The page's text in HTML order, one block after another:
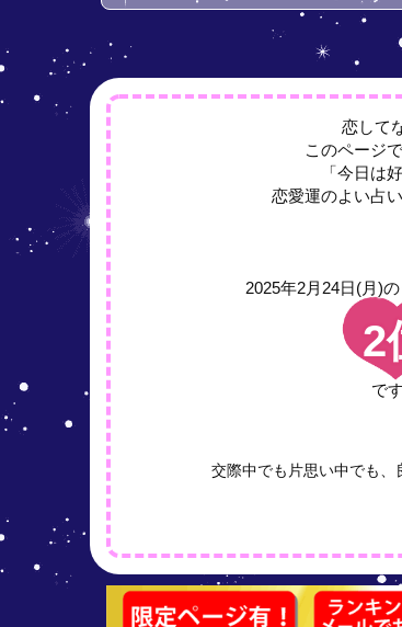
恋して
このページ
「今日は
恋愛運のよい占
2025年2月24日(月)の
2
で
交際中でも片思い中でも